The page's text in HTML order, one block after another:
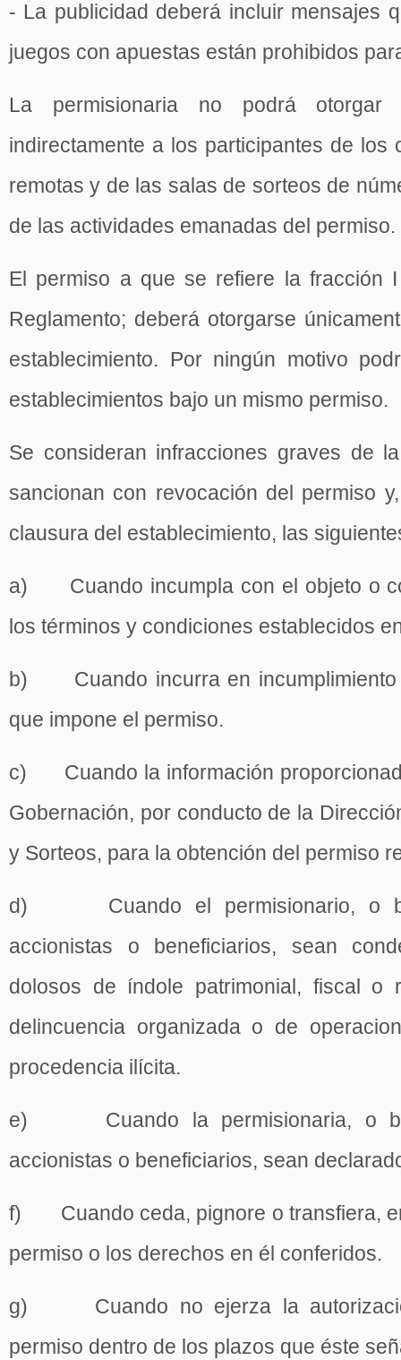
- La publicidad deberá incluir mensajes
juegos con apuestas están prohibidos
La permisionaria no podrá otorgar
indirectamente a los participantes de los
remotas y de las salas de sorteos de
de las actividades emanadas del permiso.
El permiso a que se refiere la fracción
Reglamento; deberá otorgarse
establecimiento. Por ningún motivo
establecimientos bajo un mismo permiso.
Se consideran infracciones graves de
sancionan con revocación del permiso
clausura del establecimiento, las
a) Cuando incumpla con el objeto o
los términos y condiciones establecidos
b) Cuando incurra en incumplimiento
que impone el permiso.
c) Cuando la información
Gobernación, por conducto de la
y Sorteos, para la obtención del permiso
d) Cuando el permisionario, o
accionistas o beneficiarios, sean
dolosos de índole patrimonial, fiscal o
delincuencia organizada o de
procedencia ilícita.
e) Cuando la permisionaria, o
accionistas o beneficiarios, sean
f) Cuando ceda, pignore o transfiera,
permiso o los derechos en él conferidos.
g) Cuando no ejerza la
permiso dentro de los plazos que éste